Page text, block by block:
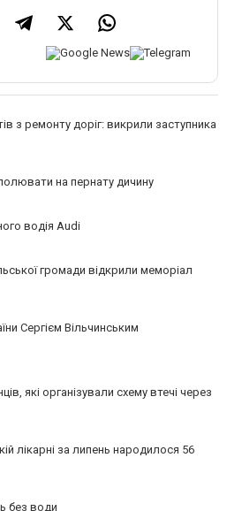
з ремонту доріг: викрили заступника
на пернату дичину
водія Audi
громади відкрили меморіал
Сергієм Вільчинським
які організували схему втечі через
лікарні за липень народилося 56
без води